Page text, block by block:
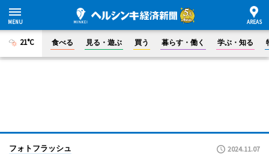
21°C 食べる 見る・遊ぶ 買う 暮らす・働く 学ぶ・知る
フォトフラッシュ 2024.11.07